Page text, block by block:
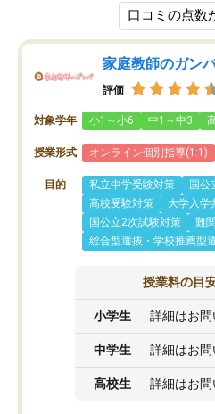
家庭教師のガン
評価
対象学年 小1～小6 中1～中3
授業形式 オンライン個別指導(1:1)
目的 私立中学受験対策
国公
高校受験対策
大学入学
国公立2次試験対策
難
総合型選抜・学校推薦型
授業料の目
小学生 詳細はお
中学生 詳細はお
高校生 詳細はお